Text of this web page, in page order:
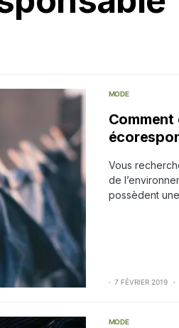
MODE
Comment
Vous
de
possèdent
7 FÉVRIER 2019
MODE